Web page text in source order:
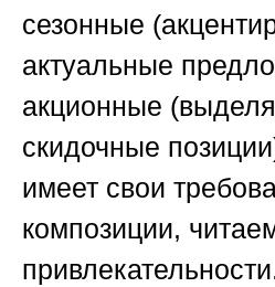
сезонные
актуальные
акционные
скидочные
имеет свои
композиции,